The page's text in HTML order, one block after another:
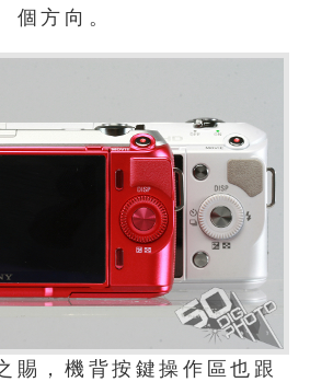
個方向。
賜，機背按鍵操作區也跟